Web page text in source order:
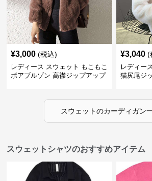
¥3,000 (税込)
レディース スウェット もこもこ
ボアブルゾン 高襟ジップアップ
¥3,040 (
レディー
猫尻尾ジ
スウェットのカーディガン
スウェットシャツのおすすめアイテム